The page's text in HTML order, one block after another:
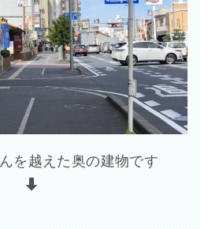
を越えた奥の建物です